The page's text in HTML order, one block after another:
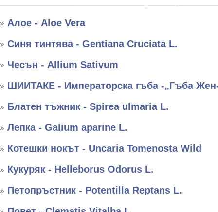
Алое - Aloe Vera
Синя тинтява - Gentiana Cruciata L.
Чесън - Allium Sativum
ШИИТАКЕ - Императорска гъба -„Гъба
Блатен тъжник - Spirea ulmaria L.
Лепка - Galium aparine L.
Котешки нокът - Uncaria Tomenosta Wild
Кукуряк - Helleborus Оdorus L.
Петопръстник - Potentilla Reptans L.